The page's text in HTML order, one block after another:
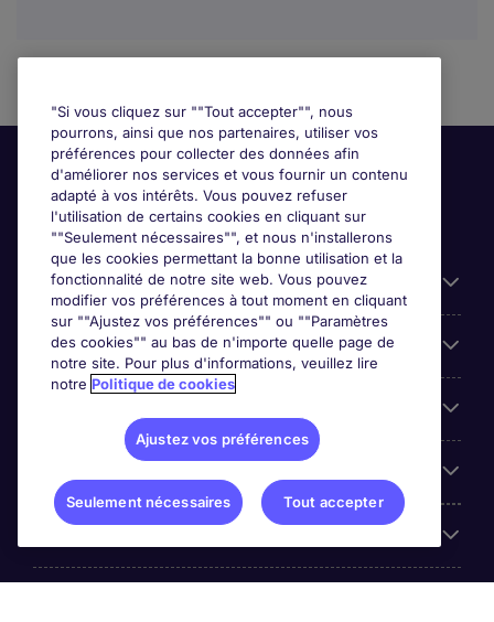
Liens utiles
Prix
"Si vous cliquez sur ""Tout accepter"", nous
pourrons, ainsi que nos partenaires, utiliser vos
préférences pour collecter des données afin
d'améliorer nos services et vous fournir un contenu
adapté à vos intérêts. Vous pouvez refuser
l'utilisation de certains cookies en cliquant sur
""Seulement nécessaires"", et nous n'installerons
que les cookies permettant la bonne utilisation et la
fonctionnalité de notre site web. Vous pouvez
modifier vos préférences à tout moment en cliquant
sur ""Ajustez vos préférences"" ou ""Paramètres
des cookies"" au bas de n'importe quelle page de
notre site. Pour plus d'informations, veuillez lire
notre Politique de cookies
Ajustez vos préférences
Seulement nécessaires Tout accepter